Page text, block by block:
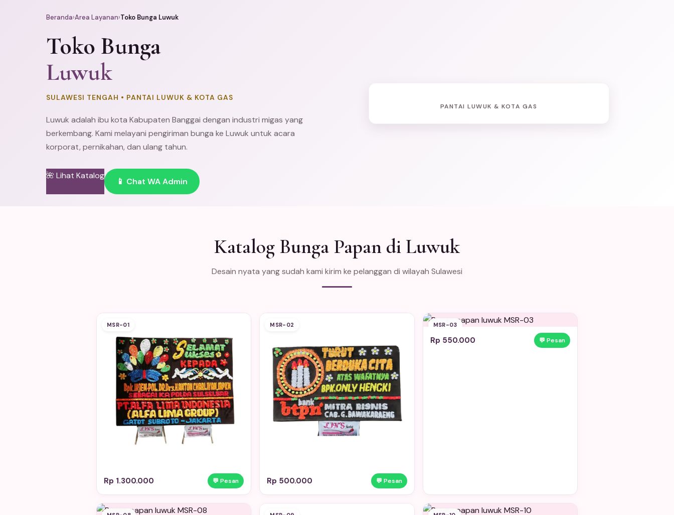
Beranda›Area Layanan›Toko Bunga Luwuk
Toko Bunga
Luwuk
SULAWESI TENGAH • PANTAI LUWUK & KOTA GAS
Luwuk adalah ibu kota Kabupaten Banggai dengan industri migas yang
berkembang. Kami melayani pengiriman bunga ke Luwuk untuk acara
korporat, pernikahan, dan ulang tahun.
🌺 Lihat Katalog
📱 Chat WA Admin
PANTAI LUWUK & KOTA GAS
Katalog Bunga Papan di Luwuk
Desain nyata yang sudah kami kirim ke pelanggan di wilayah Sulawesi
MSR-01
Rp 1.300.000 💬 Pesan
MSR-02
Rp 500.000 💬 Pesan
MSR-03
Rp 550.000 💬 Pesan